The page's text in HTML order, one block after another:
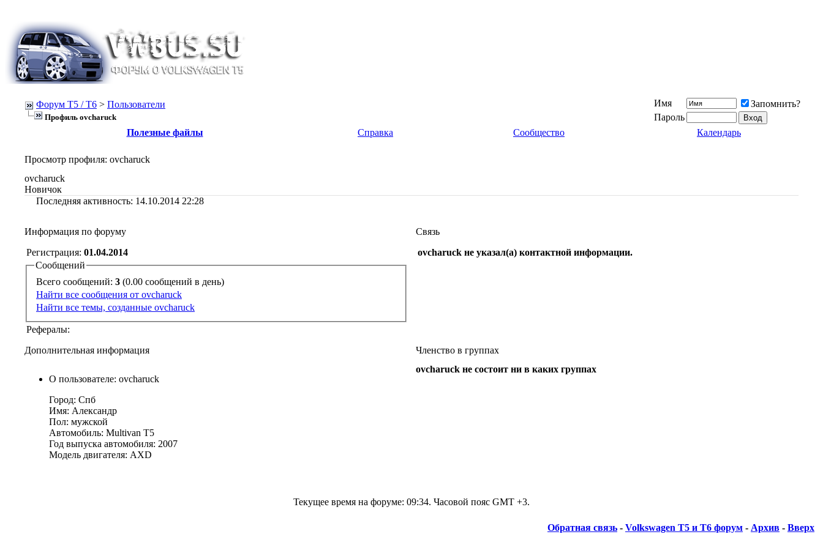
Форум Т5 / T6 > Пользователи
Профиль ovcharuck
Имя
Запомнить?
Пароль
Полезные файлы
Справка Сообщество Календарь
Просмотр профиля: ovcharuck
ovcharuck
Новичок
Последняя активность: 14.10.2014 22:28
Информация по форуму
Связь
Регистрация: 01.04.2014
Сообщений
Всего сообщений: 3
(0.00 сообщений в день)
Найти все сообщения от ovcharuck
Найти все темы, созданные ovcharuck
Рефералы:
ovcharuck не указал(а) контактной информации.
Дополнительная информация Членство в группах
О пользователе: ovcharuck
Город: Спб
Имя: Александр
Пол: мужской
Автомобиль: Multivan T5
Год выпуска автомобиля: 2007
Модель двигателя: AXD
ovcharuck не состоит ни в каких группах
Текущее время на форуме: 09:34. Часовой пояс GMT +3.
Обратная связь - Volkswagen T5 и Т6 форум - Архив - Вверх